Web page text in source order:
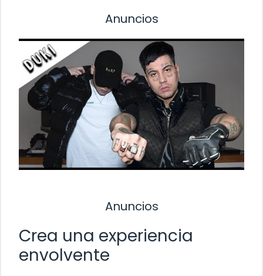
Anuncios
Anuncios
Crea una experiencia
envolvente